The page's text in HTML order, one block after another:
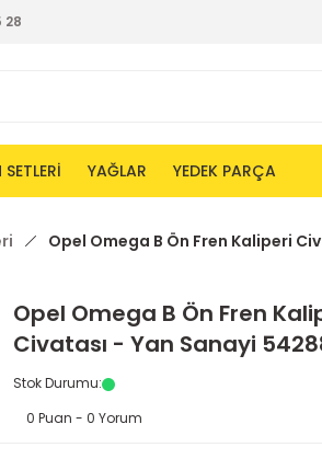
28
YAĞLAR YEDEK PARÇA
Opel Omega B Ön Fren Kaliperi
Opel Omega B Ön Fren
Civatası - Yan Sanayi
Stok Durumu:
0 Puan - 0 Yorum